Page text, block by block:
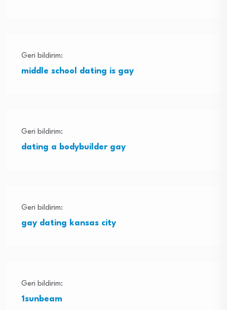
Geri bildirim:
middle school dating is gay
Geri bildirim:
dating a bodybuilder gay
Geri bildirim:
gay dating kansas city
Geri bildirim:
1sunbeam